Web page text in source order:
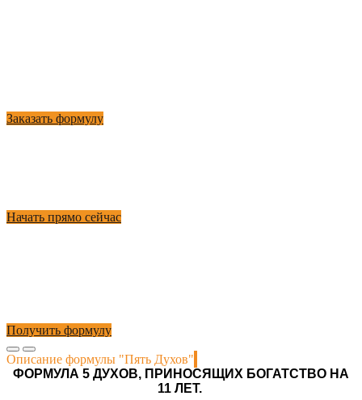
Заказать формулу
Начать прямо сейчас
Получить формулу
Описание формулы "Пять Духов"
ФОРМУЛА 5 ДУХОВ, ПРИНОСЯЩИХ БОГАТСТВО НА
11 ЛЕТ.